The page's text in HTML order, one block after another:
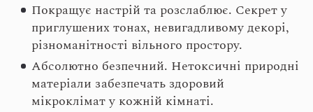
Покращує настрій та розслаблює. Секрет у
приглушених тонах, невигадливому декорі,
різноманітності вільного простору.
Абсолютно безпечний. Нетоксичні природні
матеріали забезпечать здоровий
мікроклімат у кожній кімнаті.